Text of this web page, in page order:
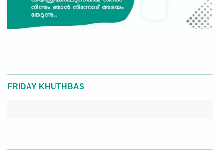
FRIDAY KHUTHBAS